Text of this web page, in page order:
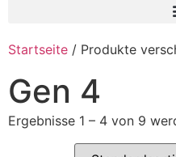
Startseite / Produkte
Gen 4
Ergebnisse 1 – 4 von 9